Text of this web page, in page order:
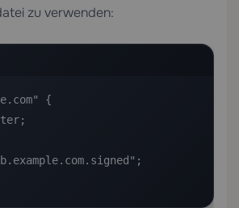
zu verwenden:
{